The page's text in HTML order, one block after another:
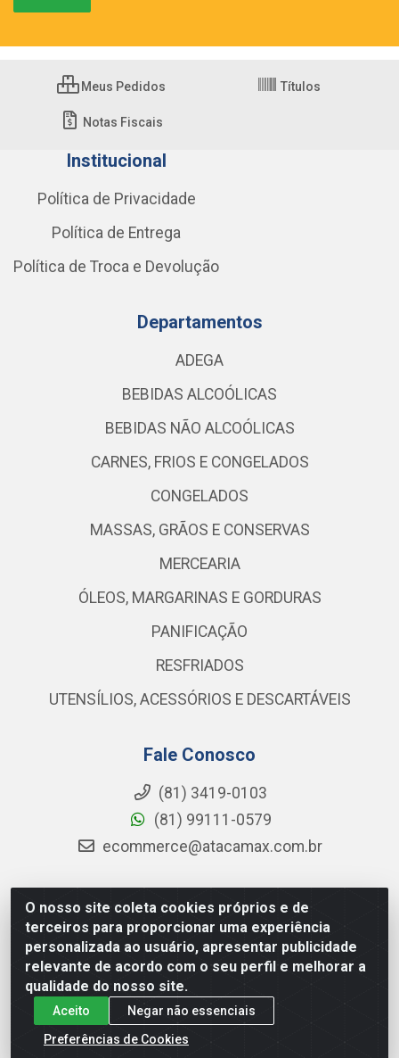
O nosso site coleta cookies próprios e de
terceiros para proporcionar uma experiência
personalizada ao usuário, apresentar publicidade
relevante de acordo com o seu perfil e melhorar a
qualidade do nosso site.
Aceito
Negar não essenciais
Preferências de Cookies
Meus Pedidos Títulos
Notas Fiscais
Institucional
Política de Privacidade
Política de Entrega
Política de Troca e Devolução
Departamentos
ADEGA
BEBIDAS ALCOÓLICAS
BEBIDAS NÃO ALCOÓLICAS
CARNES, FRIOS E CONGELADOS
CONGELADOS
MASSAS, GRÃOS E CONSERVAS
MERCEARIA
ÓLEOS, MARGARINAS E GORDURAS
PANIFICAÇÃO
RESFRIADOS
UTENSÍLIOS, ACESSÓRIOS E DESCARTÁVEIS
Fale Conosco
(81) 3419-0103
(81) 99111-0579
ecommerce@atacamax.com.br
Atacamax Importadora de Alimentos LTDA - RODOVIA BR-
101 - SUL, KM 79,60 GP E GALPAO:D - Muribeca, Jaboatão dos
Guararapes - PE, 54355-010 - CNPJ 08.305.623/0001-84